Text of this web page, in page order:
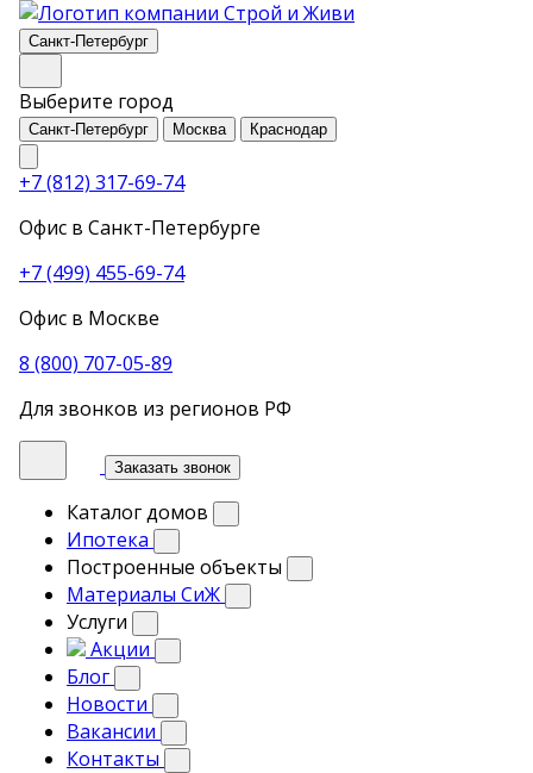
Санкт-Петербург
Выберите город
Санкт-Петербург Москва Краснодар
+7 (812) 317-69-74
Офис в Санкт-Петербурге
+7 (499) 455-69-74
Офис в Москве
8 (800) 707-05-89
Для звонков из регионов РФ
Заказать звонок
Каталог домов
Ипотека
Построенные объекты
Материалы СиЖ
Услуги
Акции
Блог
Новости
Вакансии
Контакты